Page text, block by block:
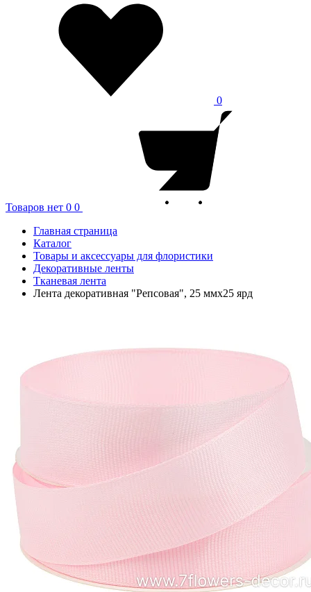
0
Товаров нет 0 0
Главная страница
Каталог
Товары и аксессуары для флористики
Декоративные ленты
Тканевая лента
Лента декоративная "Репсовая", 25 ммx25 ярд